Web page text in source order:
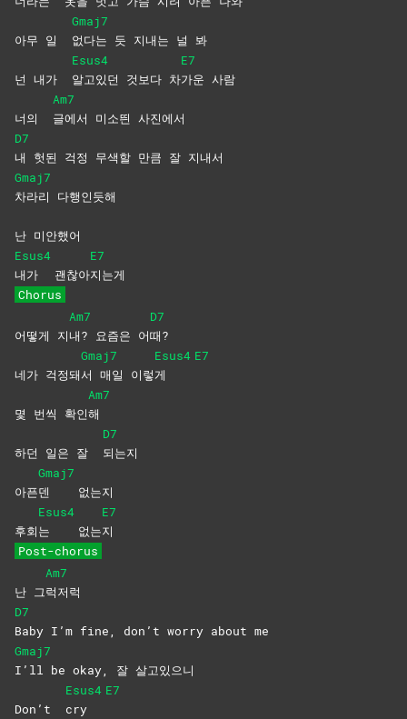
아무 일
Gmaj7
없다는 듯 지내는 널 봐
넌 내가
Esus4
알고있던 것보다 차
E7
가운 사람
너의
Am7
글에서 미소띈 사진에서
D7
내 헛된 걱정 무색할 만큼 잘 지내서
Gmaj7
차라리 다행인듯해
난 미안했어
Esus4
내가
괜찮아
E7
지는게
Chorus
어떻게 지
Am7
내? 요즘은 어
D7
때?
네가 걱정돼
Gmaj7
서 매일 이렇
Esus4
게
E7
몇 번씩 확인
Am7
해
하던 일은 잘
D7
되는지
아픈
Gmaj7
덴
없는지
후회
Esus4
는
없는
E7
지
Post-chorus
난 그
Am7
럭저럭
D7
Baby I’m fine, don’t worry about me
Gmaj7
I’ll be okay, 잘 살고있으니
Don’t
Esus4
cry
E7